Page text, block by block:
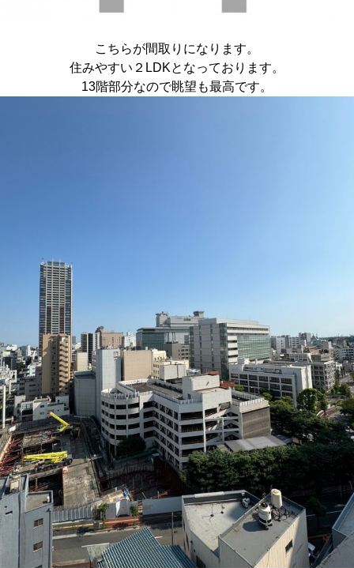
こちらが間取りになります。
住みやすい２LDKとなっております。
13階部分なので眺望も最高です。